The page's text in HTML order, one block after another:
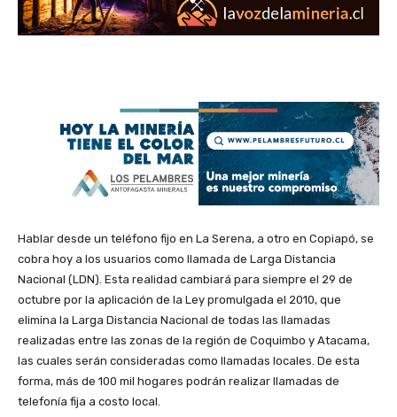
Hablar desde un teléfono fijo en La Serena, a otro en Copiapó, se
cobra hoy a los usuarios como llamada de Larga Distancia
Nacional (LDN). Esta realidad cambiará para siempre el 29 de
octubre por la aplicación de la Ley promulgada el 2010, que
elimina la Larga Distancia Nacional de todas las llamadas
realizadas entre las zonas de la región de Coquimbo y Atacama,
las cuales serán consideradas como llamadas locales. De esta
forma, más de 100 mil hogares podrán realizar llamadas de
telefonía fija a costo local.